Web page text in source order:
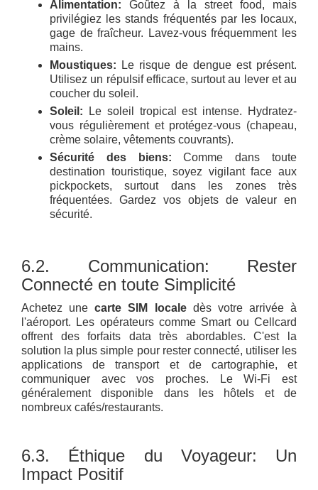
Alimentation: Goûtez à la street food, mais
privilégiez les stands fréquentés par les locaux,
gage de fraîcheur. Lavez-vous fréquemment les
mains.
Moustiques: Le risque de dengue est présent.
Utilisez un répulsif efficace, surtout au lever et au
coucher du soleil.
Soleil: Le soleil tropical est intense. Hydratez-
vous régulièrement et protégez-vous (chapeau,
crème solaire, vêtements couvrants).
Sécurité des biens: Comme dans toute
destination touristique, soyez vigilant face aux
pickpockets, surtout dans les zones très
fréquentées. Gardez vos objets de valeur en
sécurité.
6.2. Communication: Rester
Connecté en toute Simplicité
Achetez unecarte SIM localedès votre arrivée à
l'aéroport. Les opérateurs comme Smart ou Cellcard
offrent des forfaits data très abordables. C'est la
solution la plus simple pour rester connecté, utiliser les
applications de transport et de cartographie, et
communiquer avec vos proches. Le Wi-Fi est
généralement disponible dans les hôtels et de
nombreux cafés/restaurants.
6.3. Éthique du Voyageur: Un
Impact Positif